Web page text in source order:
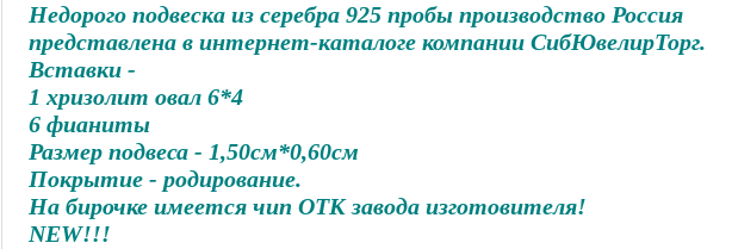
Недорого подвеска из серебра 925 пробы производство Россия
представлена в интернет-каталоге компании СибЮвелирТорг.
Вставки -
1 хризолит овал 6*4
6 фианиты
Размер подвеса - 1,50см*0,60см
Покрытие - родирование.
На бирочке имеется чип ОТК завода изготовителя!
NEW!!!